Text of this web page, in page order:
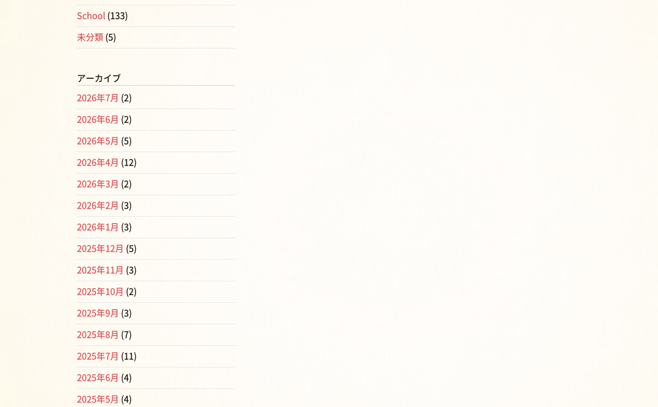
School (133)
未分類 (5)
アーカイブ
2026年7月 (2)
2026年6月 (2)
2026年5月 (5)
2026年4月 (12)
2026年3月 (2)
2026年2月 (3)
2026年1月 (3)
2025年12月 (5)
2025年11月 (3)
2025年10月 (2)
2025年9月 (3)
2025年8月 (7)
2025年7月 (11)
2025年6月 (4)
2025年5月 (4)